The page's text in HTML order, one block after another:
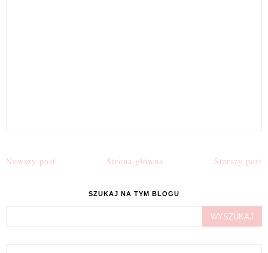
Nowszy post Starszy post
Strona główna
SZUKAJ NA TYM BLOGU